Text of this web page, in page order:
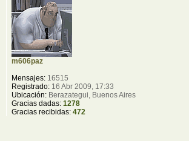
m606paz
Mensajes:16515
Registrado:16 Abr 2009, 17:33
Ubicación:Berazategui, Buenos Aires
Gracias dadas: 1278
Gracias recibidas: 472